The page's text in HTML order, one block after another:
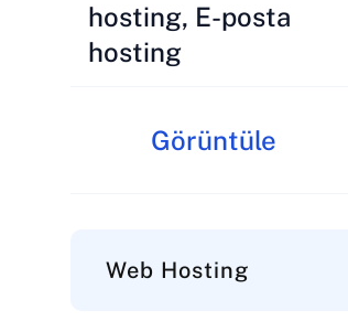
hosting, E-posta
hosting
Görüntüle
Web Hosting